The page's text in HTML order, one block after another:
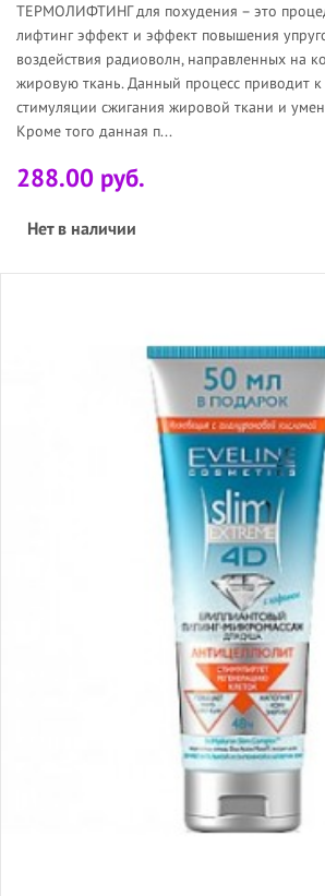
ТЕРМОЛИФТИНГ для похудения – это
лифтинг эффект и эффект повышения
воздействия радиоволн, направленных на
жировую ткань. Данный процесс приводит к
стимуляции сжигания жировой ткани и
Кроме того данная п...
288.00 руб.
Нет в наличии